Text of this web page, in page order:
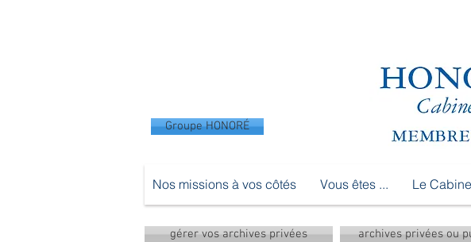
Groupe HONORÉ
Nos missions à vos côtés Vous êtes ... Le
gérer vos archives privées archives privées ou